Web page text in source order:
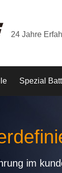
24 Jahre
Spezial
im